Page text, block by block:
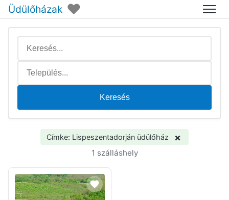
Üdülőházak ♥ Menü
Keresés
Címke: Lispeszentadorján üdülőház ×
1 szálláshely